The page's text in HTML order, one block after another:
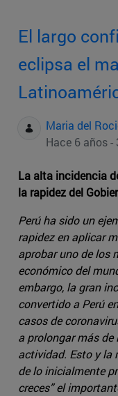
El largo
eclipsa el
Maria del
Hace 6 años
La alta incidencia
la rapidez del
Perú ha sido un
rapidez en aplicar
aprobar uno de los
económico del
embargo, la gran
convertido a Perú
casos de
a prolongar más de
actividad. Esto y la
de lo inicialmente
creces” el